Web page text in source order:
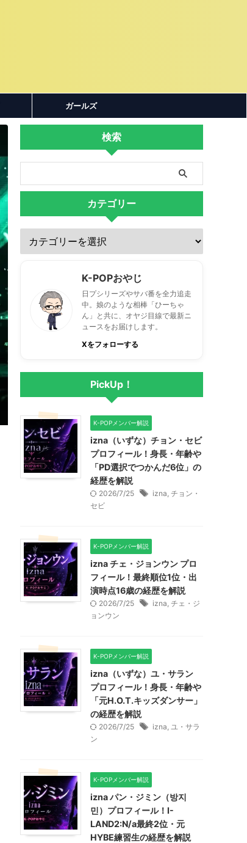
ガールズ
検索
カテゴリー
K-POPおやじ
日プシリーズやサバ番を全力追走
中。娘のような相棒「ひーちゃ
ん」と共に、オヤジ目線で最新ニ
ュースをお届けします。
Xをフォローする
PickUp！
K-POPメンバー解説
izna（いずな）チョン・セビ
プロフィール！身長・年齢や
「PD選択でつかんだ6位」の
経歴を解説
2026/7/25 izna, チョン・
セビ
K-POPメンバー解説
izna チェ・ジョンウン プロ
フィール！最終順位1位・出
演時点16歳の経歴を解説
2026/7/25 izna, チェ・ジ
ョンウン
K-POPメンバー解説
izna（いずな）ユ・サラン
プロフィール！身長・年齢や
「元H.O.T.キッズダンサー」
の経歴を解説
2026/7/25 izna, ユ・サラ
ン
K-POPメンバー解説
izna パン・ジミン（방지
민）プロフィール！I-
LAND2:N/a最終2位・元
HYBE練習生の経歴を解説